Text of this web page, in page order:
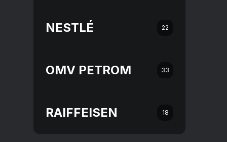
NESTLÉ 22
OMV PETROM 33
RAIFFEISEN 18